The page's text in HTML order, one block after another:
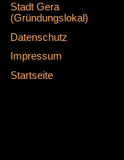
Stadt Gera
(Gründungslokal)
Datenschutz
Impressum
Startseite